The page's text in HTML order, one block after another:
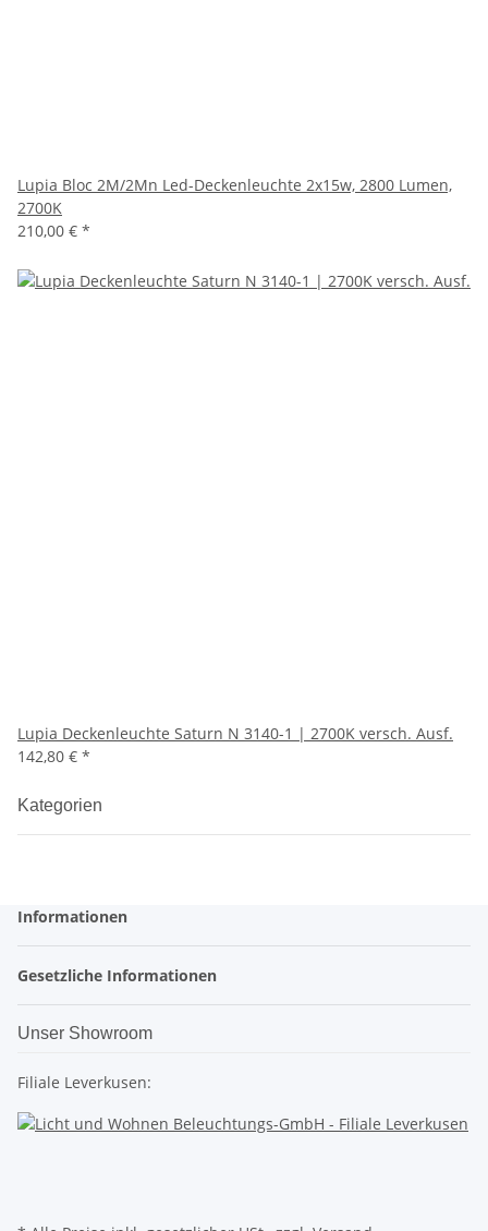
Lupia Bloc 2M/2Mn Led-Deckenleuchte 2x15w, 2800 Lumen,
2700K
210,00 € *
Lupia Deckenleuchte Saturn N 3140-1 | 2700K versch. Ausf.
142,80 € *
Kategorien
Informationen
Gesetzliche Informationen
Unser Showroom
Filiale Leverkusen: